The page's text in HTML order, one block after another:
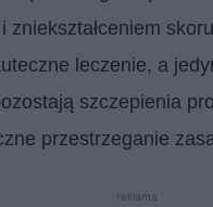
zniekształceniem
leczenie, a
szczepienia
przestrzeganie
reklama